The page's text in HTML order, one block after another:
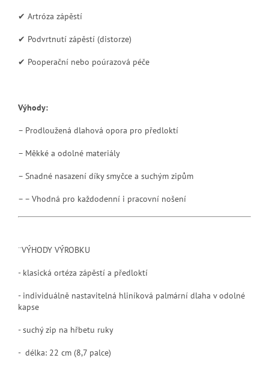
✔ Artróza zápěstí
✔ Podvrtnutí zápěstí (distorze)
✔ Pooperační nebo poúrazová péče
Výhody:
– Prodloužená dlahová opora pro předloktí
– Měkké a odolné materiály
– Snadné nasazení díky smyčce a suchým zipům
– – Vhodná pro každodenní i pracovní nošení
¨VÝHODY VÝROBKU
- klasická ortéza zápěstí a předloktí
- individuálně nastavitelná hliníková palmární dlaha v odolné
kapse
- suchý zip na hřbetu ruky
- délka: 22 cm (8,7 palce)